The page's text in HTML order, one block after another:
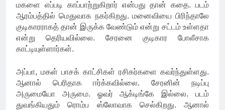
மகளை எப்படி காப்பாற்றுகிறார் என்பது தான் கதை. படம்
ஆரம்பத்தில் மெதுவாக நகர்கிறது. மனைவியை பிரிந்தாலே
குடிகாரராகத் தான் இருக்க வேண்டும் என்று சட்டம் உள்ளதா
என்று தெரியவில்லை. சேரனை குடிகார போலீசாக
காட்டியுள்ளார்கள்.
அப்பா, மகள் பாசக் காட்சிகள் ரசிகர்களை கவர்ந்துள்ளது.
ஆனால் பெரிதாக ஈர்க்கவில்லை. சேரனின் நடிப்பு
அருமையோ அருமை. ஓவர் ஆக்டிங்கே இல்லை. படம்
துவங்கியதும் ரொம்ப ஸ்லோவாக செல்கிறது. ஆனால்